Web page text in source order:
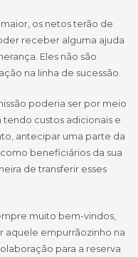
os netos terão de
receber alguma ajuda
Eles não são
na linha de sucessão.
poderia ser por meio
custos adicionais e
antecipar uma parte da
beneficiários da sua
de transferir esses
muito bem-vindos,
aquele empurrãozinho na
para a reserva